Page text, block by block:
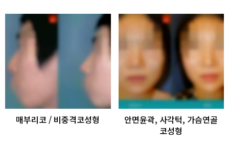
매부리코 / 비중격코성형
안면윤곽, 사각턱, 가슴연골
코성형